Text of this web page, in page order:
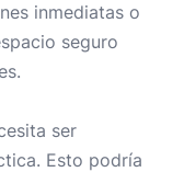
inmediatas o
seguro
ser
Esto podría